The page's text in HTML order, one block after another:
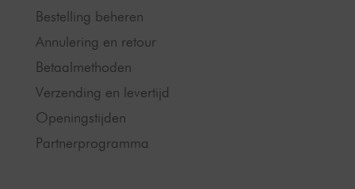
Bestelling beheren
Annulering en retour
Betaalmethoden
Verzending en levertijd
Openingstijden
Partnerprogramma